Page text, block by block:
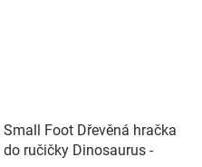
Small Foot Dřevěná hračka
do ručičky Dinosaurus -